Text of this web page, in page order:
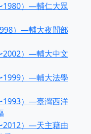
1980）—輔仁大眾
）—輔大夜間部
2002）—輔大中文
1999）—輔大法學
1993）—臺灣西洋
2012）—天主藉由